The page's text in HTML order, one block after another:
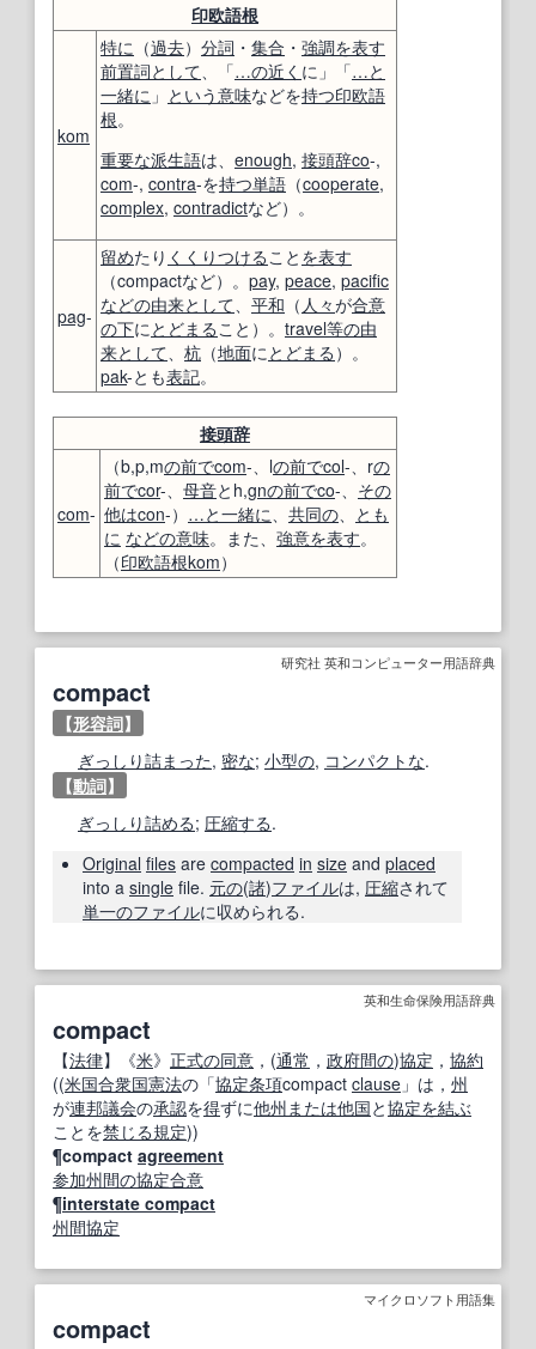
印欧語根
kom
特に （過去） 分詞 ・ 集合 ・ 強調を表す
前置詞として 、「…の近く に」「…と
一緒に 」 という意味などを持つ印欧語
根。
重要な派生語は、 enough, 接頭辞co-,
com-, contra-を持つ単語 （cooperate,
complex, contradictなど）。
pag-
留めたり くくりつける こと を表す
（compactなど）。 pay, peace, pacific
などの由来として 平和 （ 人々が合意
の下に とどまる こと）。 travel等の由
来として 杭 （地面に とどまる ）。
pak-とも表記。
接頭辞
com-
（b,p,mの前でcom-、lの前でcol-、rの
前でcor-、 母音とh,gnの前でco-、 その
他はcon-） …と一緒に 共同の
とも
に などの意味。また、 強意を表す。
（印欧語根kom）
研究社 英和コンピューター用語辞典
compact
【形容詞】
ぎっしり詰まった, 密な; 小型の, コンパクトな.
【動詞】
ぎっしり詰める; 圧縮する.
Original files are compacted in size and placed
into a single file. 元の(諸)ファイルは, 圧縮されて
単一のファイルに収められる.
英和生命保険用語辞典
compact
【法律】《米》 正式の同意 ，(通常 ， 政府間の)協定 ， 協約
((米国合衆国憲法の「協定条項compact clause 」は， 州
が連邦議会の承認を得ずに他州 または他国と協定を結ぶ
ことを禁じる規定))
¶compact agreement
参加州間の協定合意
¶interstate compact
州間協定
マイクロソフト用語集
compact